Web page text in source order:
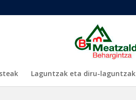
Laguntzak eta diru-laguntzak